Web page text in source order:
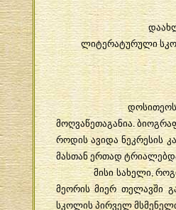
ლიტერატურული
დოსითეოს
მოღვაწეთაგანია.
როდის ავიდა ნეკრესის
მასთან ერთად
მისი სახელი,
მეორის მიერ თელავში
სკოლის პირველ